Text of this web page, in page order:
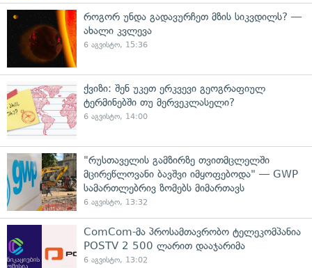
როგორ უნდა გადავურჩეთ მზის სიკვდილს? —
ახალი კვლევა
6 აგვისტო, 15:36
ქვიზი: შენ უკეთ ერკვევი გეოგრაფიულ
ტერმინებში თუ მერვეკლასელი?
6 აგვისტო, 14:00
"რუსთაველის გამზირზე თვითმცლელში
მცირეწლოვანი ბავშვი იმყოფებოდა" — GWP
სამართლებრივ ზომებს მიმართავს
6 აგვისტო, 13:32
ComCom-მა პროსამთავრობო ტელეკომპანია
POSTV 2 500 ლარით დააჯარიმა
6 აგვისტო, 13:02